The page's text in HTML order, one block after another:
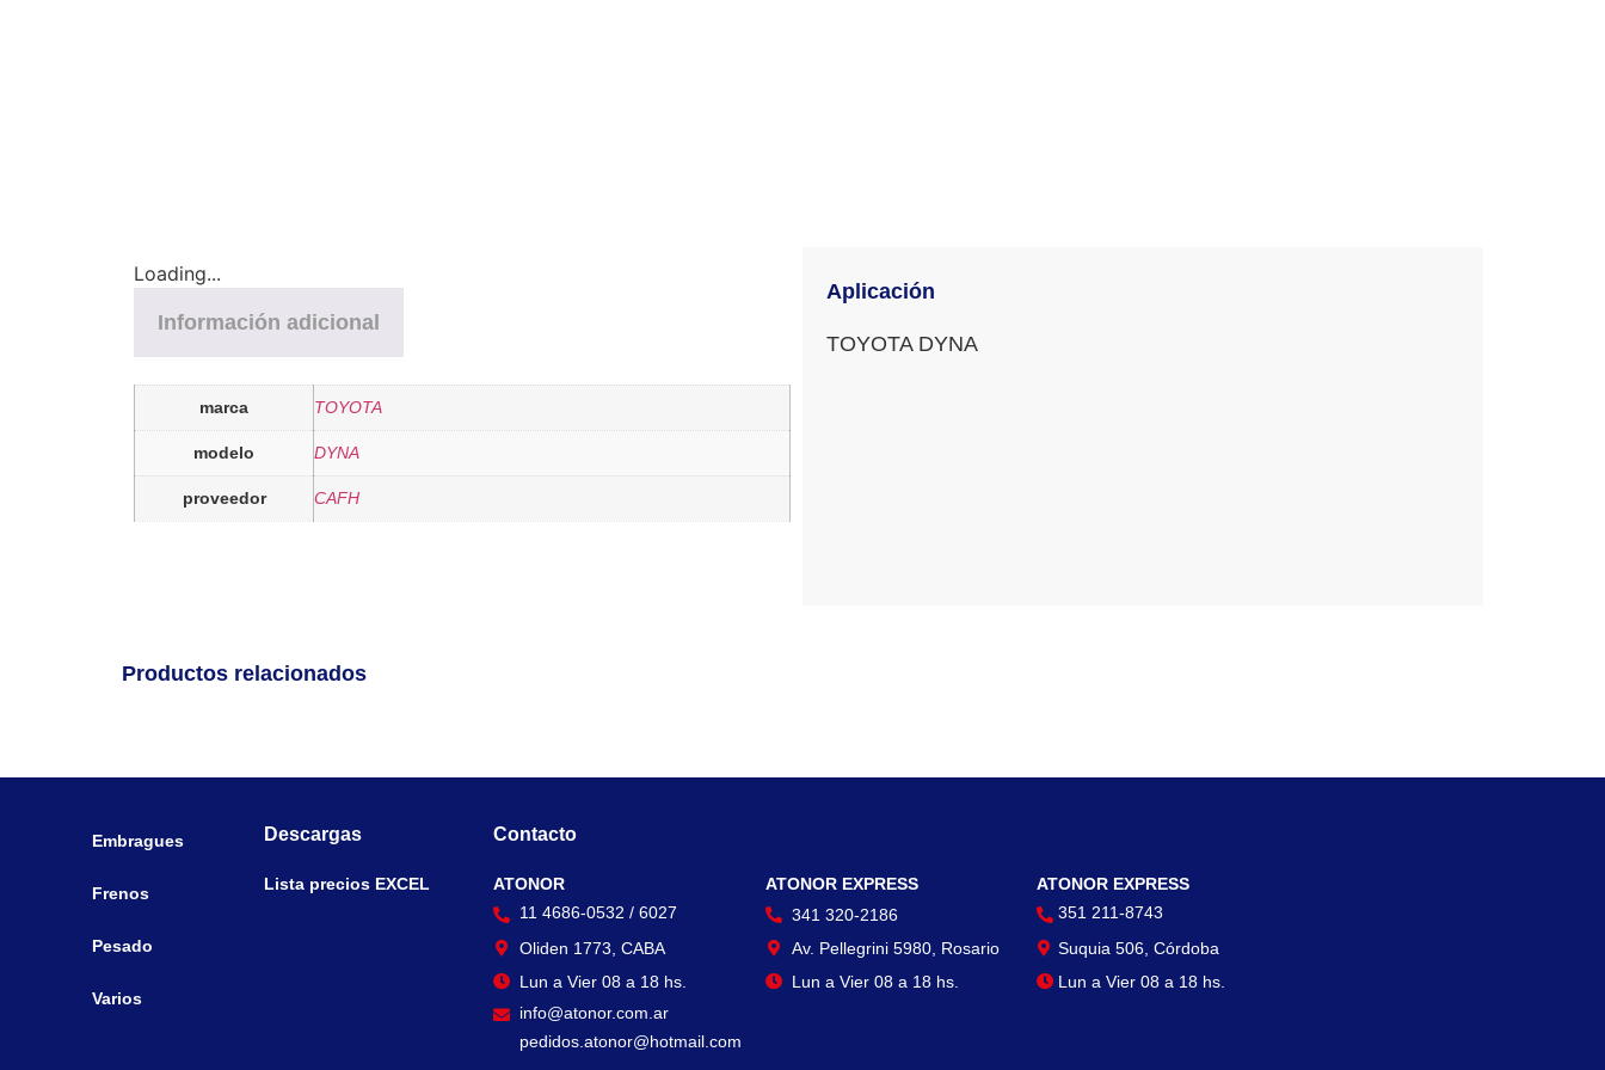
Loading...
Información adicional
marca TOYOTA
modelo DYNA
proveedor CAFH
Aplicación
TOYOTA DYNA
Productos relacionados
Embragues
Frenos
Pesado
Varios
Descargas
Lista precios EXCEL
Contacto
ATONOR
11 4686-0532 / 6027
Oliden 1773, CABA
Lun a Vier 08 a 18 hs.
info@atonor.com.ar
pedidos.atonor@hotmail.com
ATONOR EXPRESS
341 320-2186
Av. Pellegrini 5980, Rosario
Lun a Vier 08 a 18 hs.
ATONOR EXPRESS
351 211-8743
Suquia 506, Córdoba
Lun a Vier 08 a 18 hs.